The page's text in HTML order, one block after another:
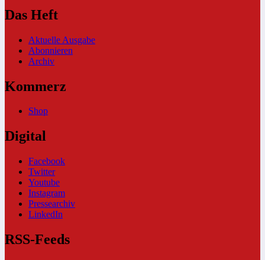
Das Heft
Aktuelle Ausgabe
Abonnieren
Archiv
Kommerz
Shop
Digital
Facebook
Twitter
Youtube
Instagram
Pressearchiv
LinkedIn
RSS-Feeds